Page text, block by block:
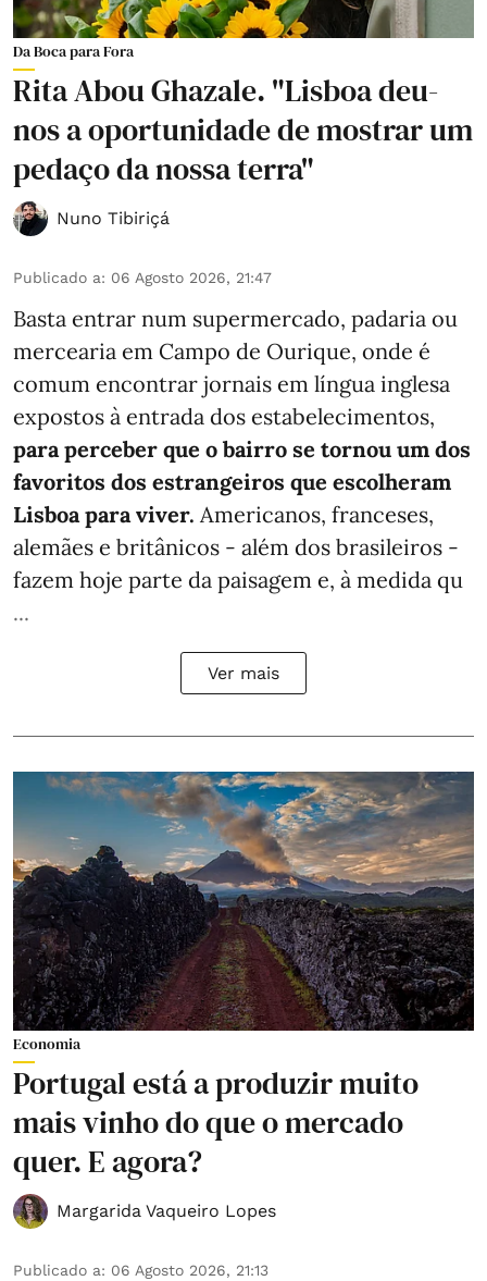
Da Boca para Fora
Rita Abou Ghazale. "Lisboa deu-
nos a oportunidade de mostrar um
pedaço da nossa terra"
Nuno Tibiriçá
Publicado a: 06 Agosto 2026, 21:47
Basta entrar num supermercado, padaria ou
mercearia em Campo de Ourique, onde é
comum encontrar jornais em língua inglesa
expostos à entrada dos estabelecimentos,
para perceber que o bairro se tornou um dos
favoritos dos estrangeiros que escolheram
Lisboa para viver. Americanos, franceses,
alemães e britânicos - além dos brasileiros -
fazem hoje parte da paisagem e, à medida qu
...
Ver mais
Economia
Portugal está a produzir muito
mais vinho do que o mercado
quer. E agora?
Margarida Vaqueiro Lopes
Publicado a: 06 Agosto 2026, 21:13